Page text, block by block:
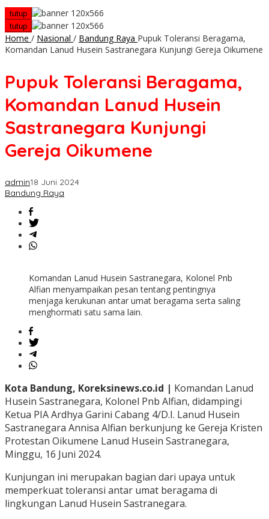
tutup
tutup
Home / Nasional / Bandung Raya Pupuk Toleransi Beragama,
Komandan Lanud Husein Sastranegara Kunjungi Gereja Oikumene
Pupuk Toleransi Beragama,
Komandan Lanud Husein
Sastranegara Kunjungi
Gereja Oikumene
admin18 Juni 2024
Bandung Raya
Komandan Lanud Husein Sastranegara, Kolonel Pnb
Alfian menyampaikan pesan tentang pentingnya
menjaga kerukunan antar umat beragama serta saling
menghormati satu sama lain.
Kota Bandung, Koreksinews.co.id | Komandan Lanud
Husein Sastranegara, Kolonel Pnb Alfian, didampingi
Ketua PIA Ardhya Garini Cabang 4/D.I. Lanud Husein
Sastranegara Annisa Alfian berkunjung ke Gereja Kristen
Protestan Oikumene Lanud Husein Sastranegara,
Minggu, 16 Juni 2024.
Kunjungan ini merupakan bagian dari upaya untuk
memperkuat toleransi antar umat beragama di
lingkungan Lanud Husein Sastranegara.